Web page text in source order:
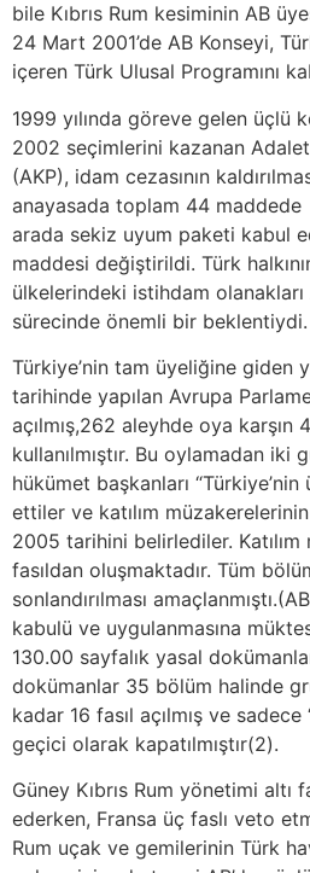
bile Kıbrıs Rum kesiminin AB
24 Mart 2001’de AB Konseyi,
içeren Türk Ulusal Programını
1999 yılında göreve gelen üçlü
2002 seçimlerini kazanan
(AKP), idam cezasının
anayasada toplam 44 maddede
arada sekiz uyum paketi kabul
maddesi değiştirildi. Türk
ülkelerindeki istihdam olanakları
sürecinde önemli bir beklentiydi.
Türkiye’nin tam üyeliğine giden
tarihinde yapılan Avrupa
açılmış,262 aleyhde oya karşın
kullanılmıştır. Bu oylamadan iki
hükümet başkanları
ettiler ve katılım
2005 tarihini belirlediler.
fasıldan oluşmaktadır. Tüm
sonlandırılması
kabulü ve uygulanmasına
130.00 sayfalık yasal
dokümanlar 35 bölüm halinde
kadar 16 fasıl açılmış ve sadece
geçici olarak kapatılmıştır(2).
Güney Kıbrıs Rum yönetimi altı
ederken, Fransa üç faslı veto
Rum uçak ve gemilerinin Türk